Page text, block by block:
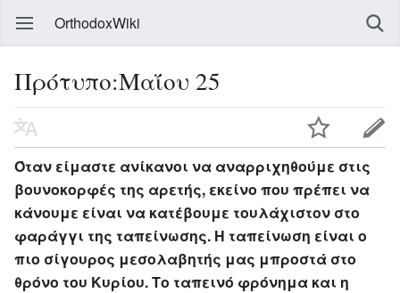
OrthodoxWiki
Πρότυπο:Μαΐου 25
Όταν είμαστε ανίκανοι να αναρριχηθούμε στις
βουνοκορφές της αρετής, εκείνο που πρέπει να
κάνουμε είναι να κατέβουμε τουλάχιστον στο
φαράγγι της ταπείνωσης. Η ταπείνωση είναι ο
πιο σίγουρος μεσολαβητής μας μπροστά στο
θρόνο του Κυρίου. Το ταπεινό φρόνημα και η